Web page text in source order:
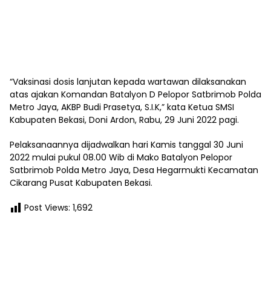
“Vaksinasi dosis lanjutan kepada wartawan dilaksanakan
atas ajakan Komandan Batalyon D Pelopor Satbrimob Polda
Metro Jaya, AKBP Budi Prasetya, S.I.K,” kata Ketua SMSI
Kabupaten Bekasi, Doni Ardon, Rabu, 29 Juni 2022 pagi.
Pelaksanaannya dijadwalkan hari Kamis tanggal 30 Juni
2022 mulai pukul 08.00 Wib di Mako Batalyon Pelopor
Satbrimob Polda Metro Jaya, Desa Hegarmukti Kecamatan
Cikarang Pusat Kabupaten Bekasi.
Post Views: 1,692